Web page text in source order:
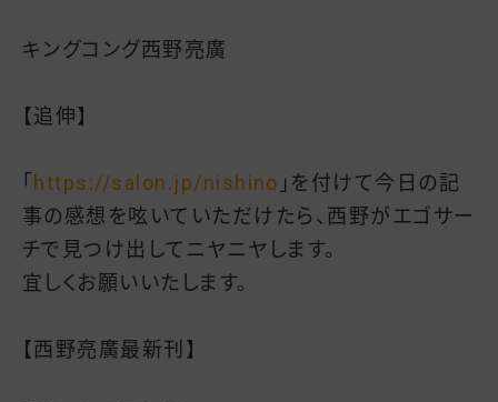
キングコング西野亮廣
【追伸】
「 https://salon.jp/nishino 」を付けて今日の記
事の感想を呟いていただけたら、西野がエゴサー
チで見つけ出してニヤニヤします。
宜しくお願いいたします。
【西野亮廣最新刊】